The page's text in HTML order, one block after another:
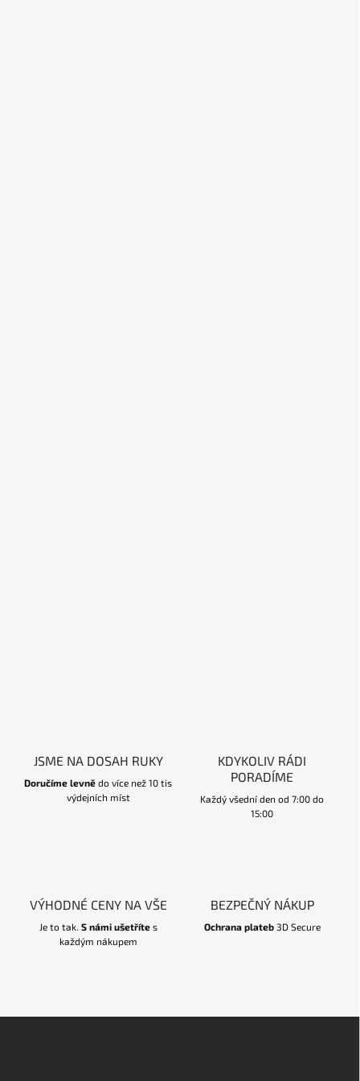
JSME NA DOSAH RUKY
Doručíme levně do více než 10 tis
výdejních míst
KDYKOLIV RÁDI
PORADÍME
Každý všední den od 7:00 do
15:00
VÝHODNÉ CENY NA VŠE
Je to tak. S námi ušetřítes
každým nákupem
BEZPEČNÝ NÁKUP
Ochrana plateb3D Secure